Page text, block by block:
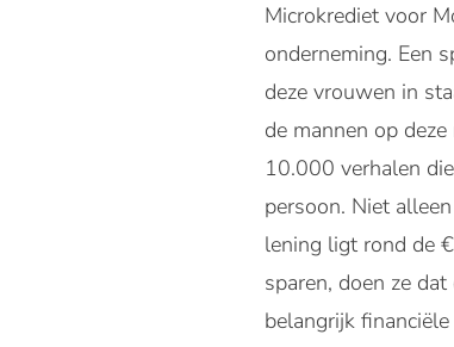
Microkrediet voor
onderneming. Een
deze vrouwen in
de mannen op
10.000 verhalen
persoon. Niet
lening ligt rond de
sparen, doen ze
belangrijk